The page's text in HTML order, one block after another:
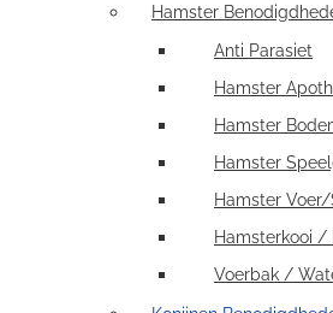
Hamster
Anti Parasiet
Hamster
Hamster
Hamster
Hamster
Hamsterkooi /
Voerbak /